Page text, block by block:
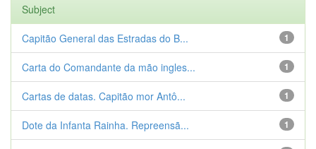
Subject
1
Capitão General das Estradas do B...
1
Carta do Comandante da mão ingles...
1
Cartas de datas. Capitão mor Antô...
1
Dote da Infanta Rainha. Repreensã...